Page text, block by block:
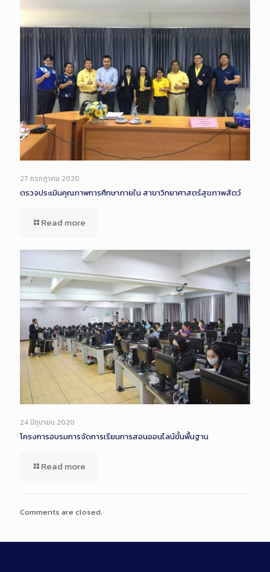
27 กรกฎาคม 2020
ตรวจประเมินคุณภาพการศึกษาภายใน สาขาวิทยาศาสตร์สุขภาพสัตว์
Read more
24 มิถุนายน 2020
โครงการอบรมการจัดการเรียนการสอนออนไลน์ขั้นพื้นฐาน
Read more
Comments are closed.